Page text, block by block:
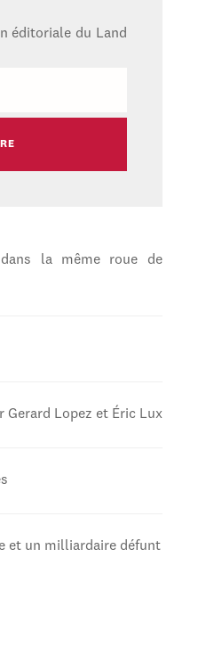
éditoriale du Land
la même roue de
Gerard Lopez et Éric Lux
et un milliardaire défunt